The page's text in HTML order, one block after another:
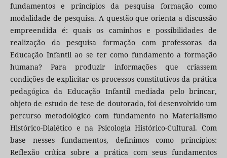
fundamentos e princípios da pesquisa formação como
modalidade de pesquisa. A questão que orienta a discussão
empreendida é: quais os caminhos e possibilidades de
realização da pesquisa formação com professoras da
Educação Infantil ao se ter como fundamento a formação
humana? Para produzir informações que criassem
condições de explicitar os processos constitutivos da prática
pedagógica da Educação Infantil mediada pelo brincar,
objeto de estudo de tese de doutorado, foi desenvolvido um
percurso metodológico com fundamento no Materialismo
Histórico-Dialético e na Psicologia Histórico-Cultural. Com
base nesses fundamentos, definimos como princípios:
Reflexão crítica sobre a prática com seus fundamentos